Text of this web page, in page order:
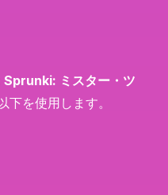
Sprunki: ミスター・ツ
下を使用します。